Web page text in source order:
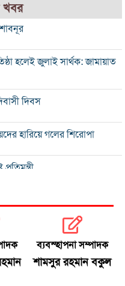
খবর
হলেই জুলাই সার্থক: জামায়াত
দিবস
হারিয়ে গলের শিরোপা
ফল সোমবার
প্রতিরক্ষা চুক্তি
ব্যবস্হাপনা সম্পাদক
শামসুর রহমান বকুল